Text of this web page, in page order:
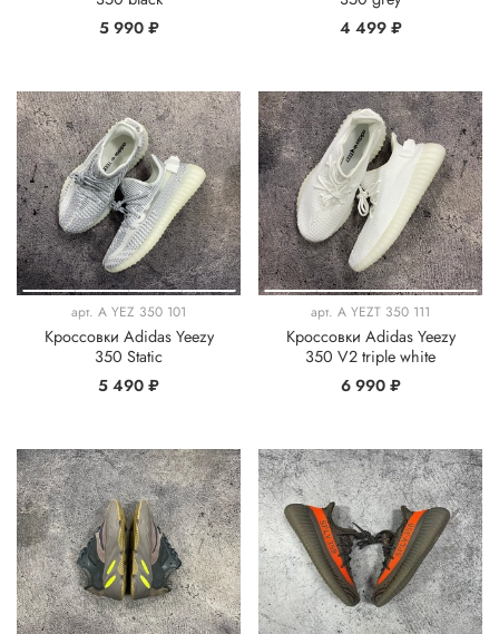
5 990 ₽
4 499 ₽
арт. A YEZ 350 101
Кроссовки Adidas Yeezy
350 Static
5 490 ₽
арт. A YEZT 350 111
Кроссовки Adidas Yeezy
350 V2 triple white
6 990 ₽